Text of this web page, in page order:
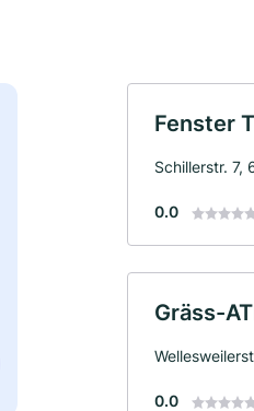
Fenster
Schillerstr. 7,
0.0
Gräss-
0.0